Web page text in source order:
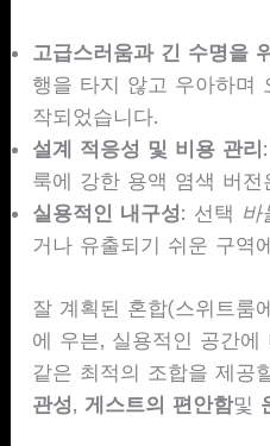
고급스러움과 긴 수명을
행을 타지 않고 우아하며
작되었습니다.
설계 적응성 및 비용 관리
룩에 강한 용액 염색 버전
실용적인 내구성: 선택 바
거나 유출되기 쉬운 구역
잘 계획된 혼합(스위트룸
에 우븐, 실용적인 공간
같은 최적의 조합을 제공
관성, 게스트의 편안함및